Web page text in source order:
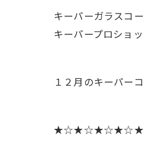
キーパーガラスコ
キーパープロショ
１２月のキーパー